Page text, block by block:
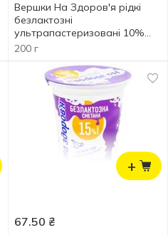
Вершки На Здоров'я рідкі
безлактозні
ультрапастеризовані 10%
200г
200 г
+
67.50 ₴